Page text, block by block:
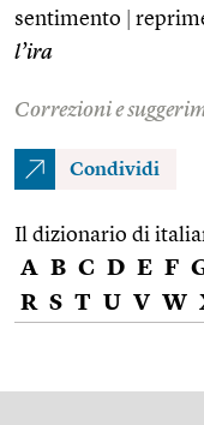
sentimento
l’ira
Correzioni e
Condividi
Il dizionario di
A B C D E F
R S T U V W